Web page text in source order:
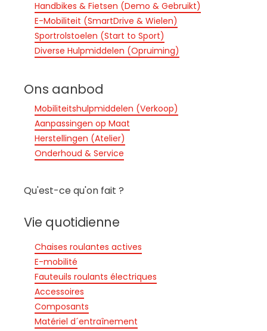
Handbikes & Fietsen (Demo & Gebruikt)
E-Mobiliteit (SmartDrive & Wielen)
Sportrolstoelen (Start to Sport)
Diverse Hulpmiddelen (Opruiming)
Ons aanbod
Mobiliteitshulpmiddelen (Verkoop)
Aanpassingen op Maat
Herstellingen (Atelier)
Onderhoud & Service
Qu'est-ce qu'on fait ?
Vie quotidienne
Chaises roulantes actives
E-mobilité
Fauteuils roulants électriques
Accessoires
Composants
Matériel d´entraînement